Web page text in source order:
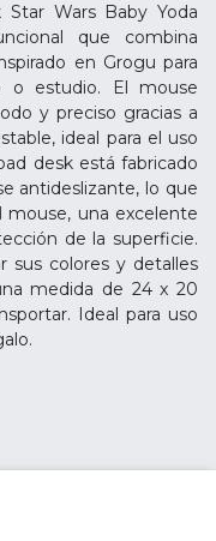
Wars Baby Yoda
que combina
en Grogu para
o estudio. El mouse
y preciso gracias a
ideal para el uso
desk está fabricado
antideslizante, lo que
una excelente
de la superficie.
sus colores y detalles
medida de 24 x 20
Ideal para uso